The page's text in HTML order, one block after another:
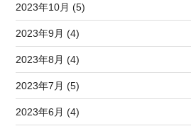
2023年10月 (5)
2023年9月 (4)
2023年8月 (4)
2023年7月 (5)
2023年6月 (4)